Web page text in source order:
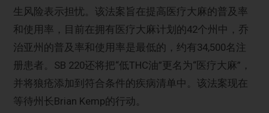
生风险表示担忧。该法案旨在提高医疗大麻的普及率
和使用率，目前在拥有医疗大麻计划的42个州中，乔
治亚州的普及率和使用率是最低的，约有34,500名注
册患者。SB 220还将把“低THC油”更名为“医疗大麻”，
并将狼疮添加到符合条件的疾病清单中。该法案现在
等待州长Brian Kemp的行动。